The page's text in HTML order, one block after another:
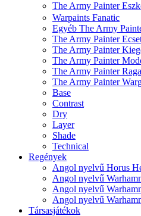
The Army Painter
Warpaints Fanatic
Egyéb The Army
The Army Painter
The Army Painter
The Army Painter
The Army Painter
The Army Painter
Base
Contrast
Dry
Layer
Shade
Technical
Regények
Angol nyelvű Horus
Angol nyelvű
Angol nyelvű
Angol nyelvű
Társasjátékok